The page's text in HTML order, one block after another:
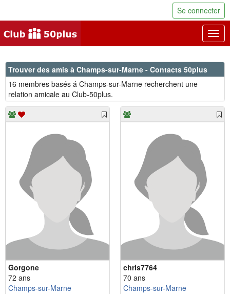
Se connecter
Trouver des amis à Champs-sur-Marne - Contacts 50plus
16 membres basés á Champs-sur-Marne recherchent une
relation amicale au Club-50plus.
Gorgone
72 ans
Champs-sur-Marne
chris7764
70 ans
Champs-sur-Marne